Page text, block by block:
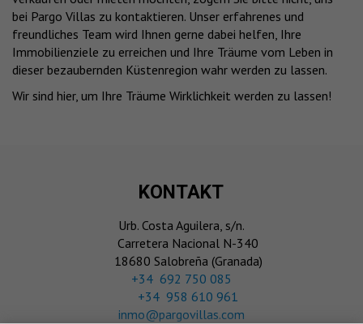
bei Pargo Villas zu kontaktieren. Unser erfahrenes und
freundliches Team wird Ihnen gerne dabei helfen, Ihre
Immobilienziele zu erreichen und Ihre Träume vom Leben in
dieser bezaubernden Küstenregion wahr werden zu lassen.
Wir sind hier, um Ihre Träume Wirklichkeit werden zu lassen!
KONTAKT
Urb. Costa Aguilera, s/n.
Carretera Nacional N-340
18680 Salobreña (Granada)
‎+34 692 750 085
+34 958 610 961
inmo@pargovillas.com